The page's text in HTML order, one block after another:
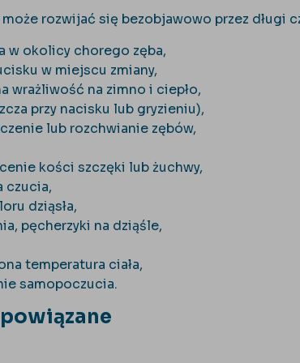
rozwijać się bezobjawowo przez długi
w okolicy chorego zęba,
w miejscu zmiany,
wrażliwość na zimno i ciepło,
przy nacisku lub gryzieniu),
lub rozchwianie zębów,
kości szczęki lub żuchwy,
czucia,
dziąsła,
pęcherzyki na dziąśle,
temperatura ciała,
samopoczucia.